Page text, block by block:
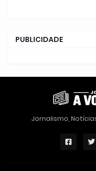
PUBLICIDADE
Jornalismo,